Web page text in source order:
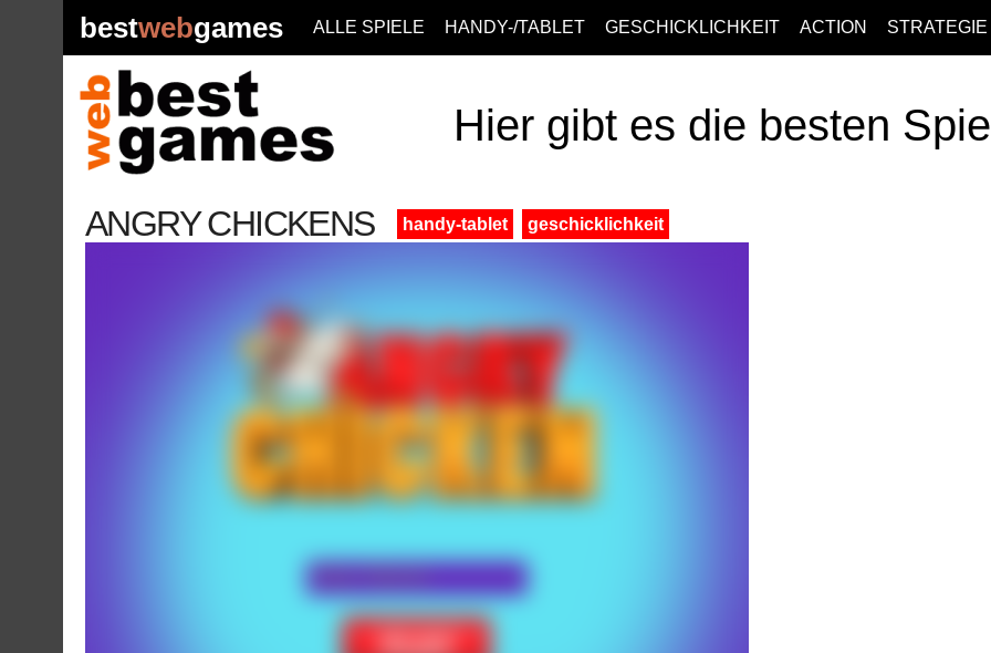
bestwebgames ALLE SPIELE HANDY-/TABLET GESCHICKLICHKEIT ACTION STRATEGIE
Hier gibt es die besten
ANGRY CHICKENS handy-tablet geschicklichkeit